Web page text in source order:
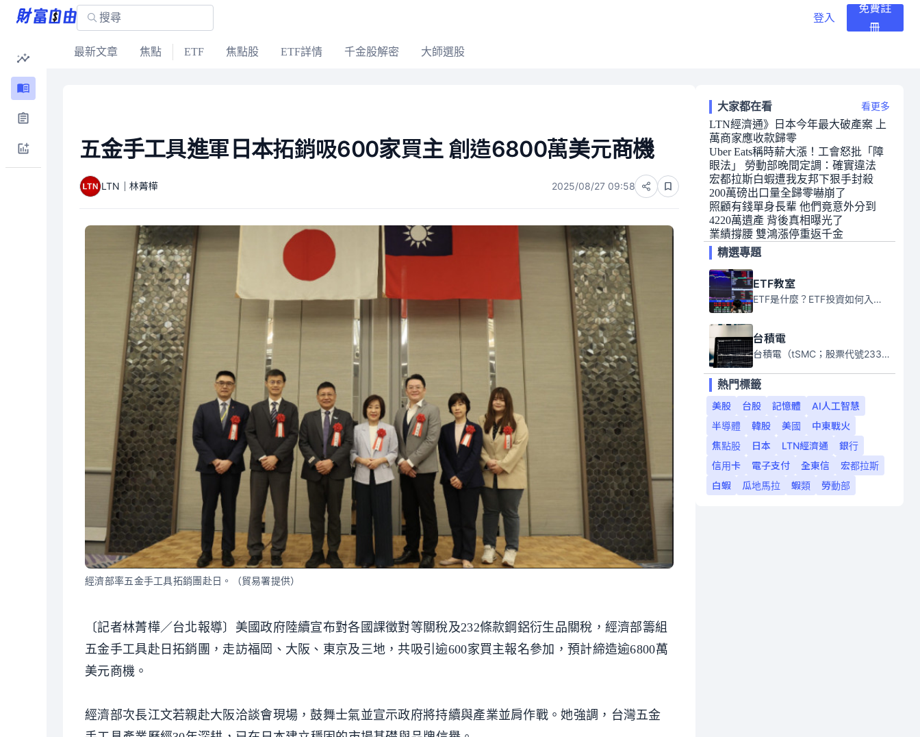
登入
免費註
冊
最新文章 焦點 ETF 焦點股 ETF詳情 千金股解密 大師選股
五金手工具進軍日本拓銷吸600家買主 創造6800萬美元商機
LTN｜林菁樺 2025/08/27 09:58
經濟部率五金手工具拓銷團赴日。（貿易署提供）
〔記者林菁樺／台北報導〕美國政府陸續宣布對各國課徵對等關稅及232條款鋼鋁衍生品關稅，經濟部籌組
五金手工具赴日拓銷團，走訪福岡、大阪、東京及三地，共吸引逾600家買主報名參加，預計締造逾6800萬
美元商機。
經濟部次長江文若親赴大阪洽談會現場，鼓舞士氣並宣示政府將持續與產業並肩作戰。她強調，台灣五金
大家都在看 看更多
LTN經濟通》日本今年最大破產案 上
萬商家應收款歸零
Uber Eats稱時薪大漲！工會怒批「障
眼法」 勞動部晚間定調：確實違法
宏都拉斯白蝦遭我友邦下狠手封殺
200萬磅出口量全歸零嚇崩了
照顧有錢單身長輩 他們竟意外分到
4220萬遺產 背後真相曝光了
業績撐腰 雙鴻漲停重返千金
精選專題
ETF教室
ETF是什麼？ETF投資如何入門？本系列專題文章將會告訴你新手必須知道的ETF基礎知識。
台積電
台積電（tSMC；股票代號2330）是全球領先的半導體代工公司，成立於1987年，總部位於台灣新竹。且已於美國、日本、德國及中國設廠，台積電是全球首家專業積體電路製造服務公司，也是全球最先進和最大規模的半導體代工廠。
熱門標籤
美股
台股 記憶體
AI人工智慧
半導體
韓股 美國
中東戰火
焦點股
日本 LTN經濟通
銀行
信用卡
電子支付 全東信
宏都拉斯
白蝦
瓜地馬拉 蝦類 勞動部